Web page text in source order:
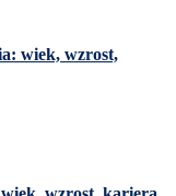
wiek, wzrost,